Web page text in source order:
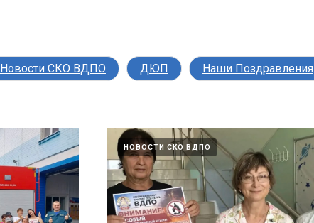
Новости СКО ВДПО ДЮП Наши Поздравления
НОВОСТИ СКО ВДПО